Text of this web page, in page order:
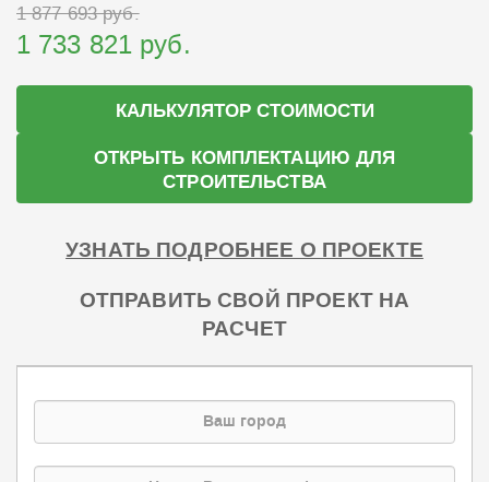
1 877 693 руб.
1 733 821 руб.
КАЛЬКУЛЯТОР СТОИМОСТИ
ОТКРЫТЬ КОМПЛЕКТАЦИЮ ДЛЯ
СТРОИТЕЛЬСТВА
УЗНАТЬ ПОДРОБНЕЕ О ПРОЕКТЕ
ОТПРАВИТЬ СВОЙ ПРОЕКТ НА
РАСЧЕТ